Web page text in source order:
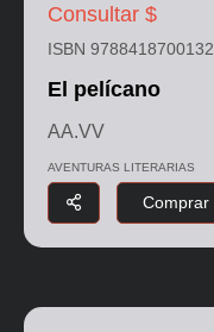
Consultar $
ISBN 9788418700132
El pelícano
AA.VV
AVENTURAS LITERARIAS
Comprar